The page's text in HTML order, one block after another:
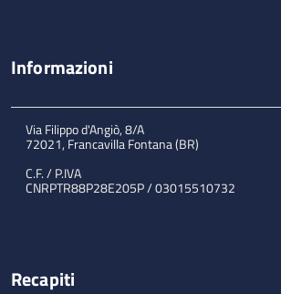
Informazioni
Via Filippo d'Angiò, 8/A
72021, Francavilla Fontana (BR)
C.F. / P.IVA
CNRPTR88P28E205P / 03015510732
Recapiti